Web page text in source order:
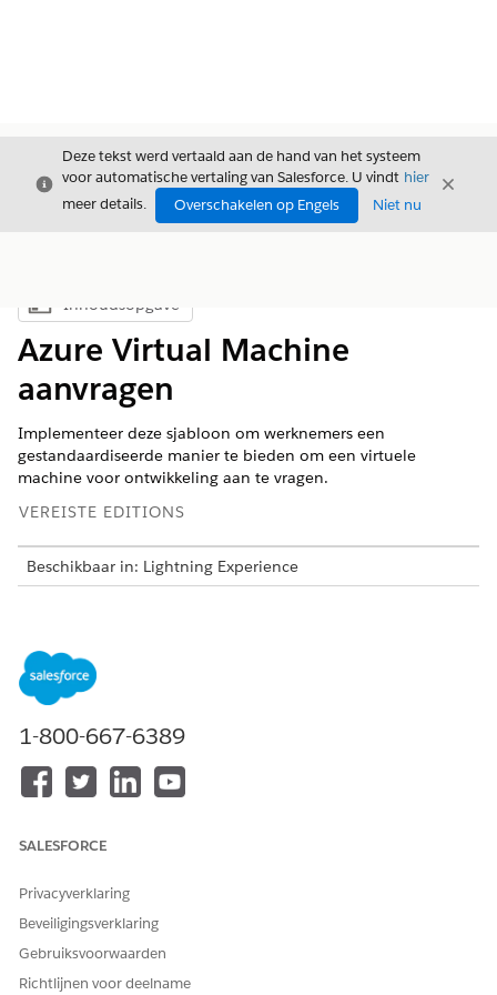
Sluiten
Deze tekst werd vertaald aan de hand van het systeem
voor automatische vertaling van Salesforce. U vindt hier
meer details.
Overschakelen op Engels Niet nu
Sluiten
Inhoudsopgave weergeven
Inhoudsopgave
Azure Virtual Machine
aanvragen
Implementeer deze sjabloon om werknemers een
gestandaardiseerde manier te bieden om een virtuele
machine voor ontwikkeling aan te vragen.
VEREISTE EDITIONS
Beschikbaar in: Lightning Experience
Deze sjabloon maakt een serviceverzoekrecord die essentiële
gebruikersdetails vastlegt voor nauwkeurige en controleerbare
Intakekenmerken
Het intakeformulier voor deze sjabloon legt deze gegevens
Azure-locatie: De Azure-regio waar de service de virtuele
Grootte van virtuele machine: De grootte van de
rekencapaciteit voor de virtuele machine.
Afbeeldingsuitgever: De uitgever van de afbeelding van de
virtuele machine.
1-800-667-6389
SALESFORCE
Privacyverklaring
Beveiligingsverklaring
Gebruiksvoorwaarden
Richtlijnen voor deelname